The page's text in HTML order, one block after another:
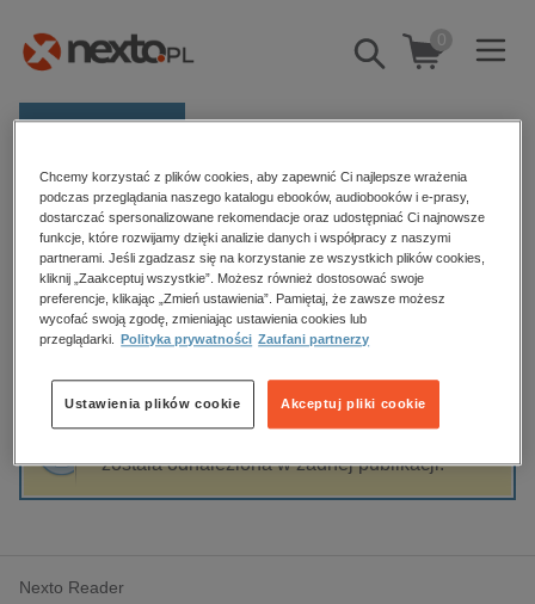
Pokaż/schowaj
wyszukiwarkę
0
E-prasa
Kategorie
Zobacz wszystkie E-prasa
budownictwo, aranżacja wnętrz
biznesowe, branżowe, gospodarka
edukacja
hobby, sport, rozrywka
komputery, internet, technologie, informatyka
polityka, społeczno-informacyjne
Strona główna Agnieszka Lingas-Łoniewska
Agnieszka Lingas-Łoniewska
Sortowanie Filtrowanie
została odnaleziona w żadnej publikacji.
Nexto Reader
Chcemy korzystać z plików cookies, aby zapewnić Ci najlepsze wrażenia
podczas przeglądania naszego katalogu ebooków, audiobooków i e-prasy,
dostarczać spersonalizowane rekomendacje oraz udostępniać Ci najnowsze
funkcje, które rozwijamy dzięki analizie danych i współpracy z naszymi
partnerami. Jeśli zgadzasz się na korzystanie ze wszystkich plików cookies,
kliknij „Zaakceptuj wszystkie”. Możesz również dostosować swoje
preferencje, klikając „Zmień ustawienia”. Pamiętaj, że zawsze możesz
wycofać swoją zgodę, zmieniając ustawienia cookies lub
przeglądarki.
Polityka prywatności Zaufani partnerzy
Akceptuj pliki cookie
Ustawienia plików cookie